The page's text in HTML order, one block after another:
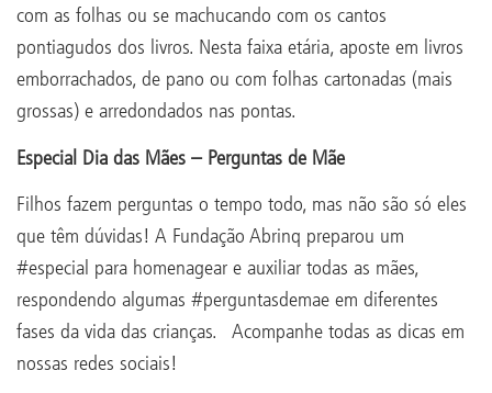
com as folhas ou se machucando com os cantos
pontiagudos dos livros. Nesta faixa etária, aposte em livros
emborrachados, de pano ou com folhas cartonadas (mais
grossas) e arredondados nas pontas.
Especial Dia das Mães – Perguntas de Mãe
Filhos fazem perguntas o tempo todo, mas não são só eles
que têm dúvidas! A Fundação Abrinq preparou um
#especial para homenagear e auxiliar todas as mães,
respondendo algumas #perguntasdemae em diferentes
fases da vida das crianças. Acompanhe todas as dicas em
nossas redes sociais!